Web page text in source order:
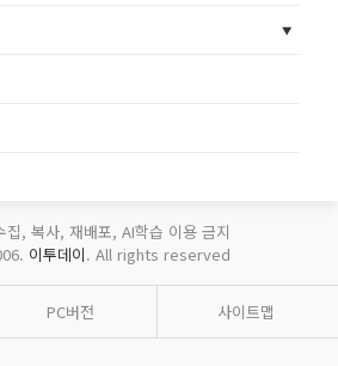
집, 복사, 재배포, AI학습 이용 금지
이투데이. All rights reserved
PC버전 사이트맵